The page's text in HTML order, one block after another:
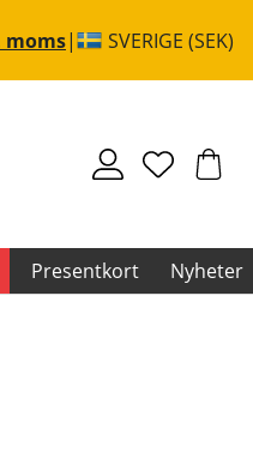
moms SVERIGE (SEK)
Presentkort Nyheter